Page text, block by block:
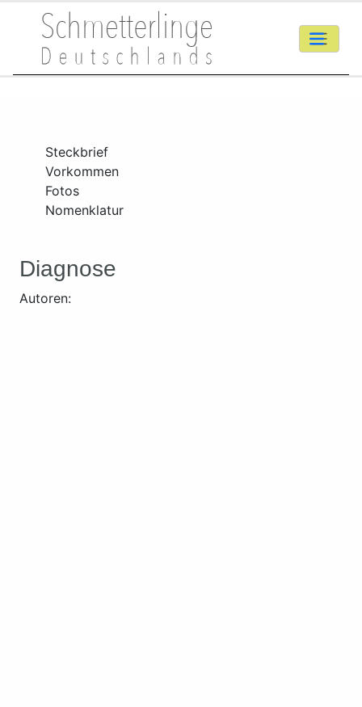
Steckbrief
Vorkommen
Fotos
Nomenklatur
Diagnose
Autoren: